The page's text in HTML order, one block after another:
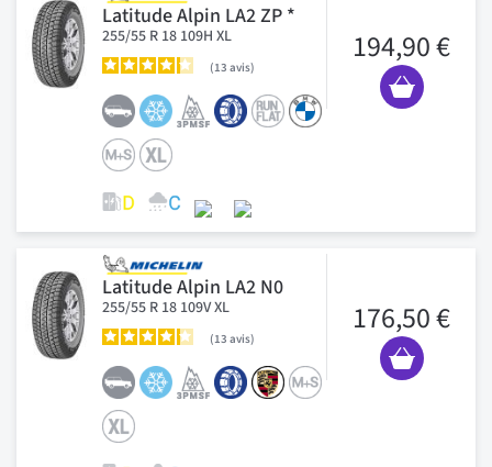
Latitude Alpin LA2 ZP *
255/55 R 18 109H XL
13 avis
194,90 €
Latitude Alpin LA2 N0
255/55 R 18 109V XL
13 avis
176,50 €